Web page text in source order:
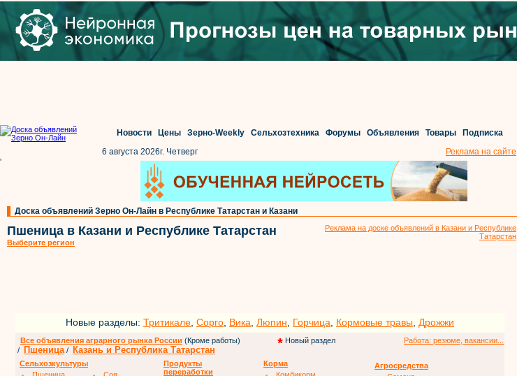
Новости Цены Зерно-Weekly Сельхозтехника Форумы Объявления Товары
Подписка
6 августа 2026г. Четверг
Реклама на сайте
'
Доска объявлений Зерно Он-Лайн в Республике Татарстан и Казани
Пшеница в Казани и Республике Татарстан
Выберите регион
Реклама на доске объявлений в Казани и Республике
Татарстан
Новые разделы: Тритикале Сорго Вика Люпин Горчица Кормовые травы Дрожжи
Все объявления аграрного рынка России (Кроме работы) Новый раздел
Работа: резюме, вакансии...
/
Пшеница / Казань и Республика Татарстан
Сельхозкультуры
Продукты
переработки
Корма
Агросредства